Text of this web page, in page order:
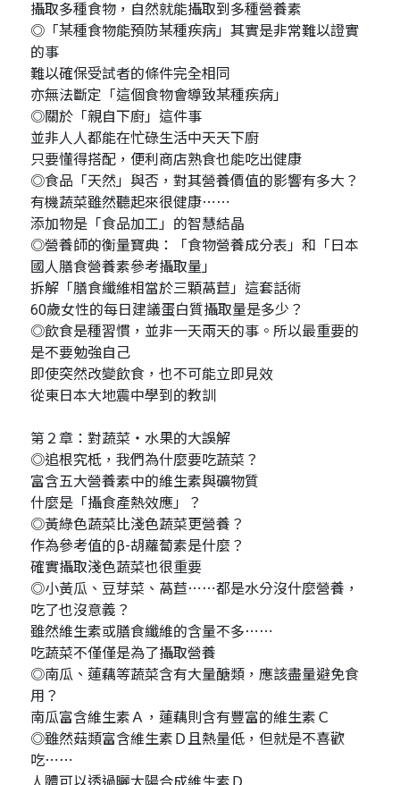
攝取多種食物，自然就能攝取到多種營養素
◎「某種食物能預防某種疾病」其實是非常難以證實
的事
難以確保受試者的條件完全相同
亦無法斷定「這個食物會導致某種疾病」
◎關於「親自下廚」這件事
並非人人都能在忙碌生活中天天下廚
只要懂得搭配，便利商店熟食也能吃出健康
◎食品「天然」與否，對其營養價值的影響有多大？
有機蔬菜雖然聽起來很健康⋯⋯
添加物是「食品加工」的智慧結晶
◎營養師的衡量寶典：「食物營養成分表」和「日本
國人膳食營養素參考攝取量」
拆解「膳食纖維相當於三顆萵苣」這套話術
60歲女性的每日建議蛋白質攝取量是多少？
◎飲食是種習慣，並非一天兩天的事。所以最重要的
是不要勉強自己
即使突然改變飲食，也不可能立即見效
從東日本大地震中學到的教訓
第２章：對蔬菜・水果的大誤解
◎追根究柢，我們為什麼要吃蔬菜？
富含五大營養素中的維生素與礦物質
什麼是「攝食產熱效應」？
◎黃綠色蔬菜比淺色蔬菜更營養？
作為參考值的β-胡蘿蔔素是什麼？
確實攝取淺色蔬菜也很重要
◎小黃瓜、豆芽菜、萵苣⋯⋯都是水分沒什麼營養，
吃了也沒意義？
雖然維生素或膳食纖維的含量不多⋯⋯
吃蔬菜不僅僅是為了攝取營養
◎南瓜、蓮藕等蔬菜含有大量醣類，應該盡量避免食
用？
南瓜富含維生素Ａ，蓮藕則含有豐富的維生素Ｃ
◎雖然菇類富含維生素Ｄ且熱量低，但就是不喜歡
吃⋯⋯
人體可以透過曬太陽合成維生素Ｄ